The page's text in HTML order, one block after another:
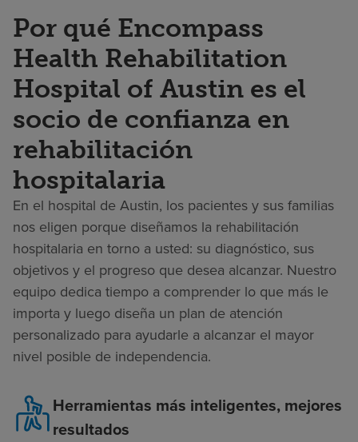
Por qué Encompass
Health Rehabilitation
Hospital of Austin es el
socio de confianza en
rehabilitación
hospitalaria
En el hospital de Austin, los pacientes y sus familias
nos eligen porque diseñamos la rehabilitación
hospitalaria en torno a usted: su diagnóstico, sus
objetivos y el progreso que desea alcanzar. Nuestro
equipo dedica tiempo a comprender lo que más le
importa y luego diseña un plan de atención
personalizado para ayudarle a alcanzar el mayor
nivel posible de independencia.
Herramientas más inteligentes, mejores
resultados